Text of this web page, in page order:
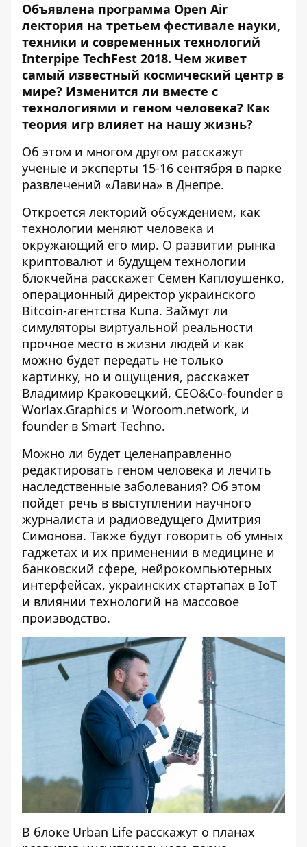
Объявлена программа Open Air
лектория на третьем фестивале науки,
техники и современных технологий
Interpipe TechFest 2018. Чем живет
самый известный космический центр в
мире? Изменится ли вместе с
технологиями и геном человека? Как
теория игр влияет на нашу жизнь?
Об этом и многом другом расскажут
ученые и эксперты 15-16 сентября в парке
развлечений «Лавина» в Днепре.
Откроется лекторий обсуждением, как
технологии меняют человека и
окружающий его мир. О развитии рынка
криптовалют и будущем технологии
блокчейна расскажет Семен Каплоушенко,
операционный директор украинского
Bitcoin-агентства Kuna. Займут ли
симуляторы виртуальной реальности
прочное место в жизни людей и как
можно будет передать не только
картинку, но и ощущения, расскажет
Владимир Краковецкий, CEO&Co-founder в
Worlax.Graphics и Woroom.network, и
founder в Smart Techno.
Можно ли будет целенаправленно
редактировать геном человека и лечить
наследственные заболевания? Об этом
пойдет речь в выступлении научного
журналиста и радиоведущего Дмитрия
Симонова. Также будут говорить об умных
гаджетах и их применении в медицине и
банковский сфере, нейрокомпьютерных
интерфейсах, украинских стартапах в IoT
и влиянии технологий на массовое
производство.
В блоке Urban Life расскажут о планах